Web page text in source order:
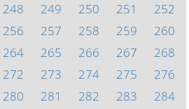
248 249 250 251
252
256 257 258 259
260
264 265 266 267
268
272 273 274 275
276
280 281 282 283
284